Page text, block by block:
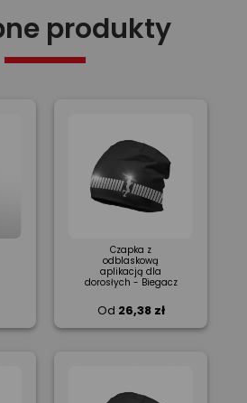
produkty
Czapka z
odblaskową
aplikacją dla
dorosłych - Biegacz
Od 26,38 zł